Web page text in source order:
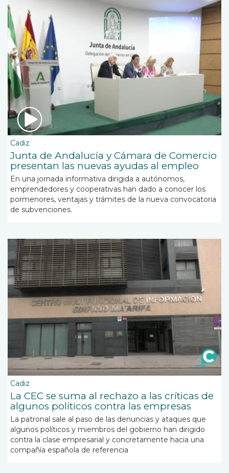
Cadiz
Junta de Andalucía y Cámara de Comercio
presentan las nuevas ayudas al empleo
En una jornada informativa dirigida a autónomos,
emprendedores y cooperativas han dado a conocer los
pormenores, ventajas y trámites de la nueva convocatoria
de subvenciones.
Cadiz
La CEC se suma al rechazo a las críticas de
algunos políticos contra las empresas
La patronal sale al paso de las denuncias y ataques que
algunos políticos y miembros del gobierno han dirigido
contra la clase empresarial y concretamente hacia una
compañía española de referencia